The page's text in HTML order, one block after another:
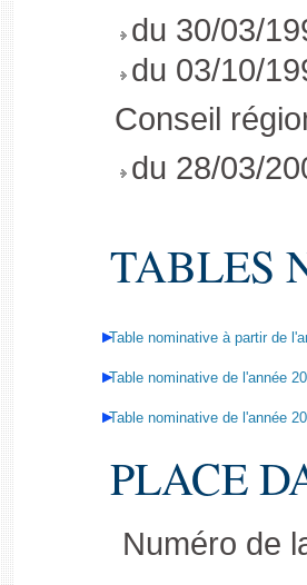
du 30/03/
du 03/10/
Conseil
du 28/03/
TABLES
Table nominative à partir de
Table nominative de l'année
Table nominative de l'année
PLACE
Numéro de